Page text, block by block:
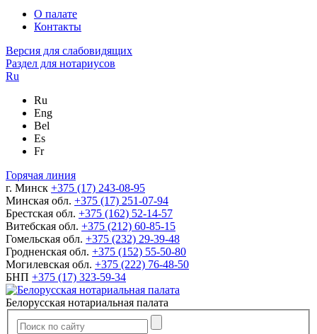
О палате
Контакты
Версия для слабовидящих
Раздел для нотариусов
Ru
Ru
Eng
Bel
Es
Fr
Горячая линия
г. Минск +375 (17) 243-08-95
Минская обл. +375 (17) 251-07-94
Брестская обл. +375 (162) 52-14-57
Витебская обл. +375 (212) 60-85-15
Гомельская обл. +375 (232) 29-39-48
Гродненская обл. +375 (152) 55-50-80
Могилевская обл. +375 (222) 76-48-50
БНП +375 (17) 323-59-34
Белорусская нотариальная палата